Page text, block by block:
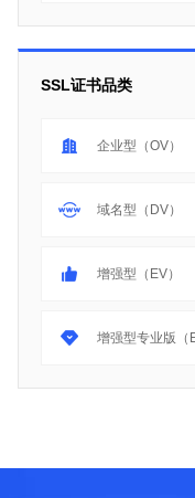
SSL证书品类
企业型（OV）
域名型（DV）
增强型（EV）
增强型专业版（